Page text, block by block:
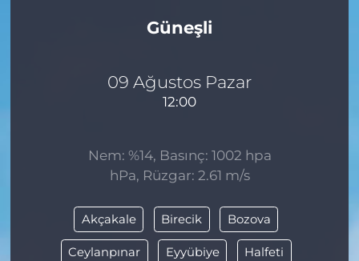
Güneşli
09 Ağustos Pazar
12:00
Nem: %14, Basınç: 1002 hpa
hPa, Rüzgar: 2.61 m/s
Akçakale Birecik Bozova
Ceylanpınar Eyyübiye Halfeti